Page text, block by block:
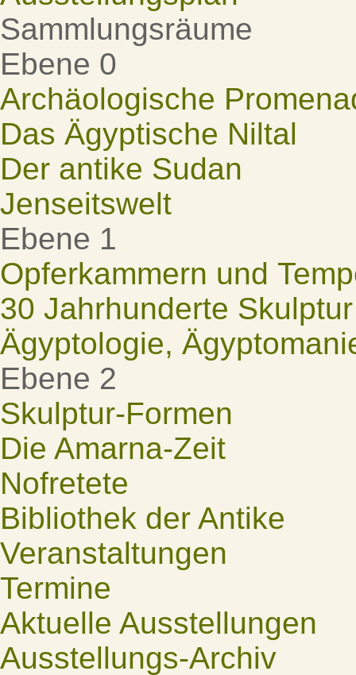
Sammlungsräume
Ebene 0
Archäologische
Das Ägyptische Niltal
Der antike Sudan
Jenseitswelt
Ebene 1
Opferkammern und
30 Jahrhunderte Skulptur
Ägyptologie,
Ebene 2
Skulptur-Formen
Die Amarna-Zeit
Nofretete
Bibliothek der Antike
Veranstaltungen
Termine
Aktuelle Ausstellungen
Ausstellungs-Archiv